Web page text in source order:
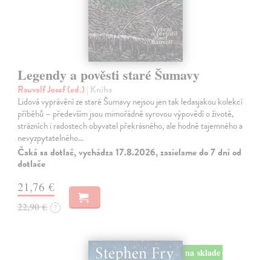
Legendy a pověsti staré Šumavy
Rauvolf Josef (ed.)| Kniha
Lidová vyprávění ze staré Šumavy nejsou jen tak ledasjakou kolekcí
příběhů – především jsou mimořádně syrovou výpovědí o životě,
strázních i radostech obyvatel překrásného, ale hodně tajemného a
nevyzpytatelného…
Čaká sa dotlač, vychádza 17.8.2026, zasielame do 7 dní od
dotlače
21,76 €
22,90 € ?
na sklade